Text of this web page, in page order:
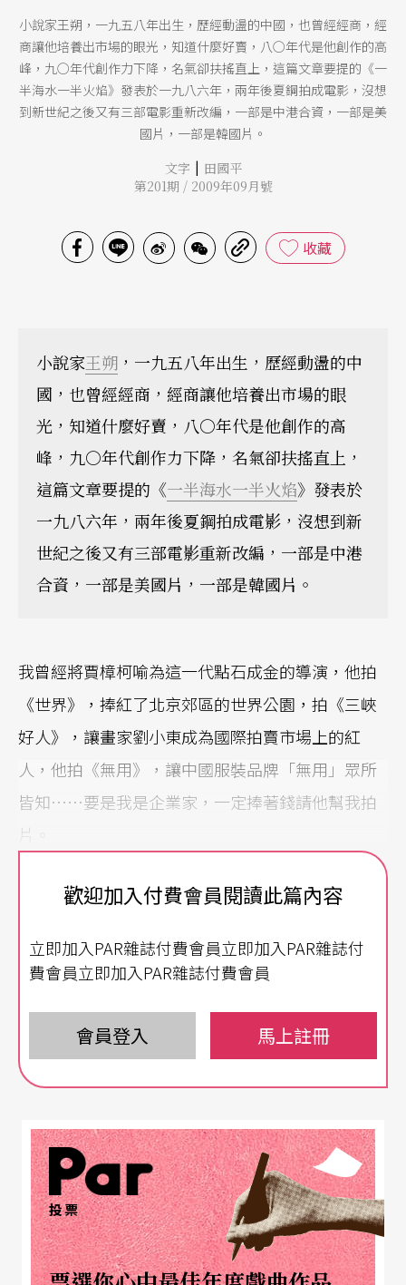
小說家王朔，一九五八年出生，歷經動盪的中國，也曾經經商，經
商讓他培養出市場的眼光，知道什麼好賣，八○年代是他創作的高
峰，九○年代創作力下降，名氣卻扶搖直上，這篇文章要提的《一
半海水一半火焰》發表於一九八六年，兩年後夏鋼拍成電影，沒想
到新世紀之後又有三部電影重新改編，一部是中港合資，一部是美
國片，一部是韓國片。
文字 | 田國平
第201期 / 2009年09月號
收藏
小說家王朔 ，一九五八年出生，歷經動盪的中
國，也曾經經商，經商讓他培養出市場的眼
光，知道什麼好賣，八○年代是他創作的高
峰，九○年代創作力下降，名氣卻扶搖直上，
這篇文章要提的《一半海水一半火焰》發表於
一九八六年，兩年後夏鋼拍成電影，沒想到新
世紀之後又有三部電影重新改編，一部是中港
合資，一部是美國片，一部是韓國片。
我曾經將賈樟柯喻為這一代點石成金的導演，他拍
《世界》，捧紅了北京郊區的世界公園，拍《三峽
好人》，讓畫家劉小東成為國際拍賣市場上的紅
人，他拍《無用》，讓中國服裝品牌「無用」眾所
皆知……要是我是企業家，一定捧著錢請他幫我拍
片。
而早在賈樟柯之前，有另一個電影圈的推手，小說
經經商，經商讓他培養出市場的眼光，知道什麼好
賣，八○年代是他創作的高峰，九○年代創作力下
降，名氣卻扶搖直上，這篇文章要提的《一半海水
一半火焰》發表於一九八六年，兩年後夏鋼拍成電
影，沒想到新世紀之後又有三部電影重新改編，一
王朔小說是電影改編常客
王朔的小說《動物凶猛》改編成電影《陽光燦爛的
日子》，將姜文、寧靜與夏雨帶到另一個地位，這
歡迎加入付費會員閱讀此篇內容
立即加入PAR雜誌付費會員立即加入PAR雜誌付
費會員立即加入PAR雜誌付費會員
會員登入 馬上註冊
投票